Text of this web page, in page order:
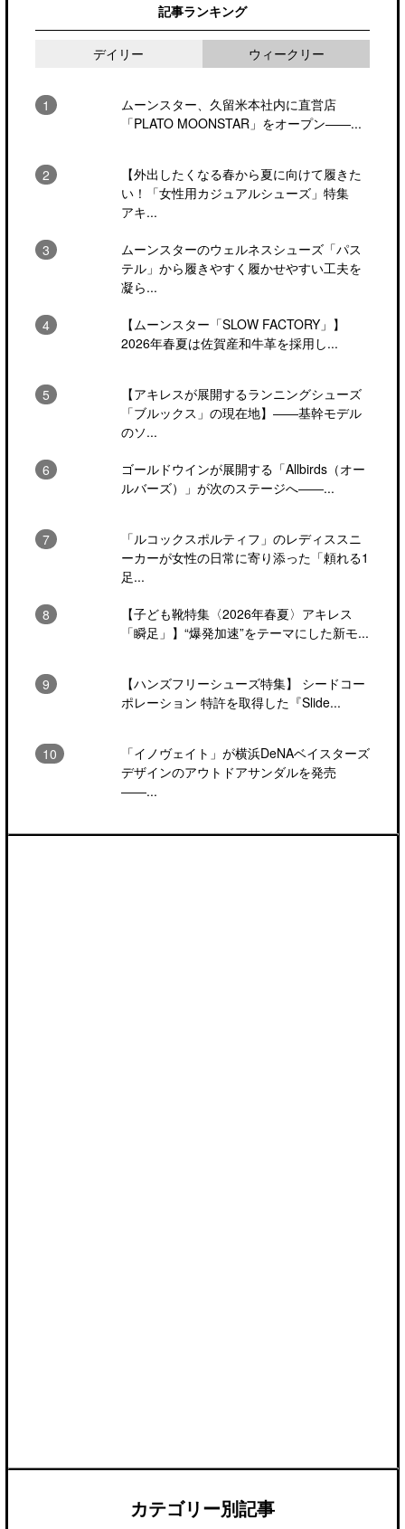
記事ランキング
デイリー ウィークリー
ムーンスター、久留米本社内に直営店
「PLATO MOONSTAR」をオープン――...
【外出したくなる春から夏に向けて履きた
い！「女性用カジュアルシューズ」特集
アキ...
ムーンスターのウェルネスシューズ「パス
テル」から履きやすく履かせやすい工夫を
凝ら...
【ムーンスター「SLOW FACTORY」】
2026年春夏は佐賀産和牛革を採用し...
【アキレスが展開するランニングシューズ
「ブルックス」の現在地】――基幹モデル
のソ...
ゴールドウインが展開する「Allbirds（オー
ルバーズ）」が次のステージへ――...
「ルコックスポルティフ」のレディススニ
ーカーが女性の日常に寄り添った「頼れる1
足...
【子ども靴特集〈2026年春夏〉アキレス
「瞬足」】“爆発加速”をテーマにした新モ...
【ハンズフリーシューズ特集】 シードコー
ポレーション 特許を取得した『Slide...
「イノヴェイト」が横浜DeNAベイスターズ
デザインのアウトドアサンダルを発売
――...
カテゴリー別記事